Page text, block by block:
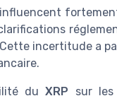
incertitude a
duXRP sur